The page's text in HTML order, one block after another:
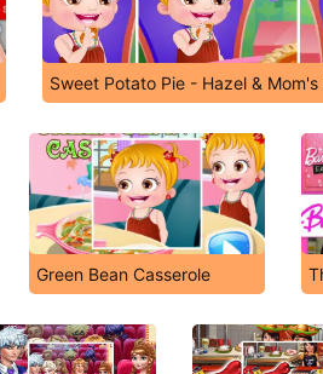
Sweet Potato Pie - Hazel & Mom's
Green Bean Casserole